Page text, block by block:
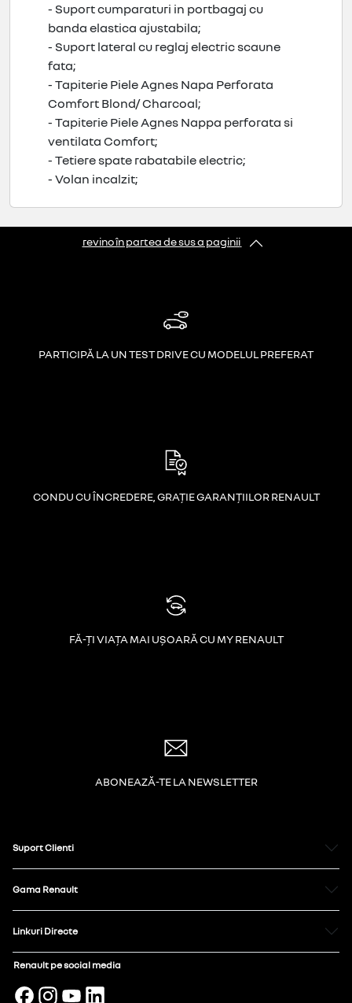
- Suport cumparaturi in portbagaj cu
banda elastica ajustabila;
- Suport lateral cu reglaj electric scaune
fata;
- Tapiterie Piele Agnes Napa Perforata
Comfort Blond/ Charcoal;
- Tapiterie Piele Agnes Nappa perforata si
ventilata Comfort;
- Tetiere spate rabatabile electric;
- Volan incalzit;
revino în partea de sus a paginii
PARTICIPĂ LA UN TEST DRIVE CU MODELUL PREFERAT
CONDU CU ÎNCREDERE, GRAȚIE GARANȚIILOR RENAULT
FĂ-ȚI VIAȚA MAI UȘOARĂ CU MY RENAULT
ABONEAZĂ-TE LA NEWSLETTER
Suport Clienti
Gama Renault
Linkuri Directe
Renault pe social media